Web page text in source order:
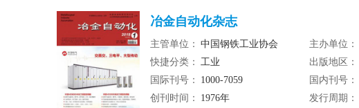
冶金自动化杂志
主管单位： 中国钢铁工业协会 主办单位：
快捷分类： 工业 出版地区：
国际刊号：
1000-7059 国内刊号：
创刊时间：
1976年 发行周期：